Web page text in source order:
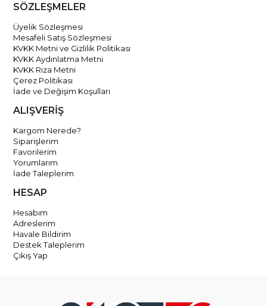
SÖZLEŞMELER
Üyelik Sözleşmesi
Mesafeli Satış Sözleşmesi
KVKK Metni ve Gizlilik Politikası
KVKK Aydınlatma Metni
KVKK Rıza Metni
Çerez Politikası
İade ve Değişim Koşulları
ALIŞVERİŞ
Kargom Nerede?
Siparişlerim
Favorilerim
Yorumlarım
İade Taleplerim
HESAP
Hesabım
Adreslerim
Havale Bildirim
Destek Taleplerim
Çıkış Yap